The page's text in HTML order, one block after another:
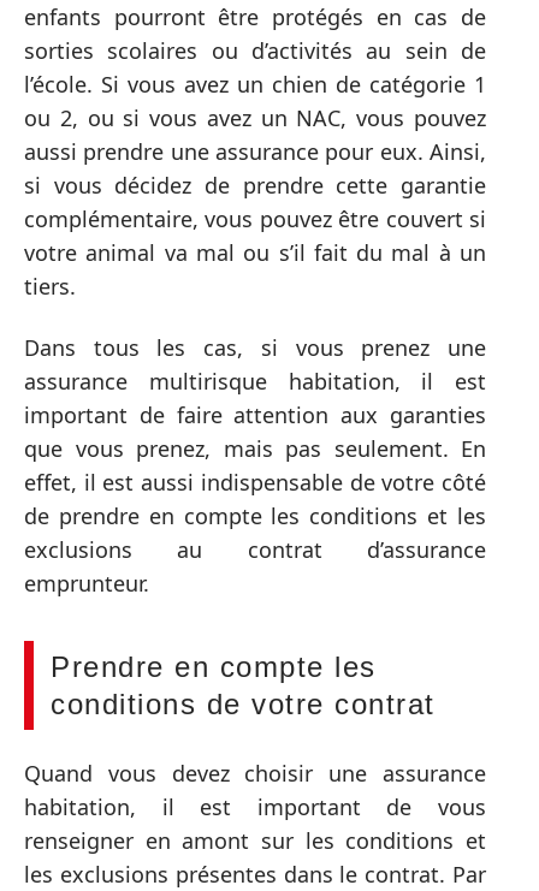
enfants pourront être protégés en cas de
sorties scolaires ou d’activités au sein de
l’école. Si vous avez un chien de catégorie 1
ou 2, ou si vous avez un NAC, vous pouvez
aussi prendre une assurance pour eux. Ainsi,
si vous décidez de prendre cette garantie
complémentaire, vous pouvez être couvert si
votre animal va mal ou s’il fait du mal à un
tiers.
Dans tous les cas, si vous prenez une
assurance multirisque habitation, il est
important de faire attention aux garanties
que vous prenez, mais pas seulement. En
effet, il est aussi indispensable de votre côté
de prendre en compte les conditions et les
exclusions au contrat d’assurance
emprunteur.
Prendre en compte les
conditions de votre contrat
Quand vous devez choisir une assurance
habitation, il est important de vous
renseigner en amont sur les conditions et
les exclusions présentes dans le contrat. Par